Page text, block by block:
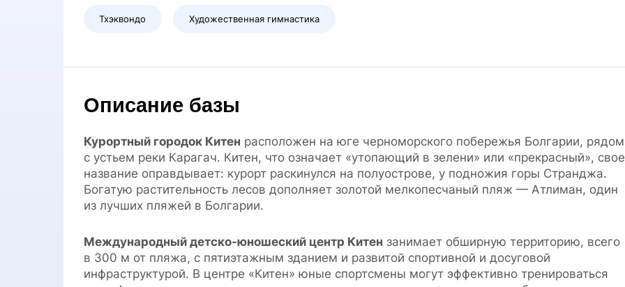
Тхэквондо Художественная гимнастика
Описание базы
Курортный городок Китен расположен на юге черноморского побережья Болгарии, рядом
с устьем реки Карагач. Китен, что означает «утопающий в зелени» или «прекрасный», свое
название оправдывает: курорт раскинулся на полуострове, у подножия горы Странджа.
Богатую растительность лесов дополняет золотой мелкопесчаный пляж — Атлиман, один
из лучших пляжей в Болгарии.
Международный детско-юношеский центр Китен занимает обширную территорию, всего
в 300 м от пляжа, с пятиэтажным зданием и развитой спортивной и досуговой
инфраструктурой. В центре «Китен» юные спортсмены могут эффективно тренироваться